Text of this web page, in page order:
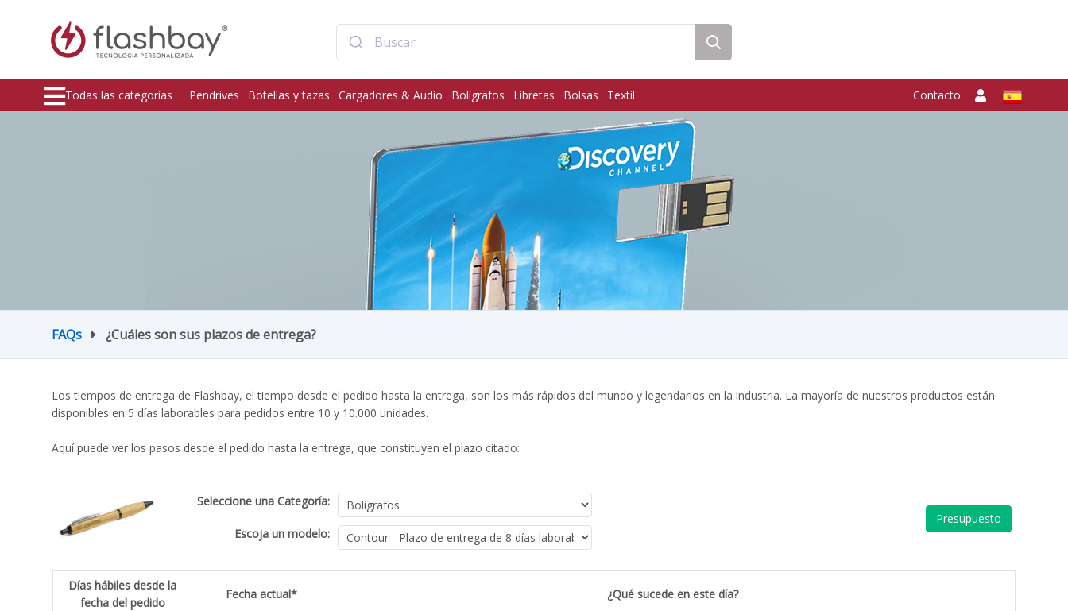
Todas las categorías Pendrives Botellas y tazas Cargadores & Audio Bolígrafos Libretas Bolsas Textil Contacto
FAQs ¿Cuáles son sus plazos de entrega?
Los tiempos de entrega de Flashbay, el tiempo desde el pedido hasta la entrega, son los más rápidos del mundo y legendarios en la industria. La mayoría de nuestros productos están
disponibles en 5 días laborables para pedidos entre 10 y 10.000 unidades.
Aquí puede ver los pasos desde el pedido hasta la entrega, que constituyen el plazo citado:
Seleccione una Categoría:
Escoja un modelo:
Presupuesto
Días hábiles desde la
fecha del pedido
Fecha actual* ¿Qué sucede en este día?